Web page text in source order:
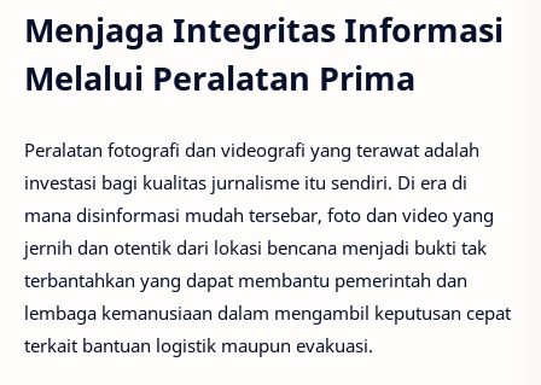
Menjaga Integritas Informasi
Melalui Peralatan Prima
Peralatan fotografi dan videografi yang terawat adalah
investasi bagi kualitas jurnalisme itu sendiri. Di era di
mana disinformasi mudah tersebar, foto dan video yang
jernih dan otentik dari lokasi bencana menjadi bukti tak
terbantahkan yang dapat membantu pemerintah dan
lembaga kemanusiaan dalam mengambil keputusan cepat
terkait bantuan logistik maupun evakuasi.